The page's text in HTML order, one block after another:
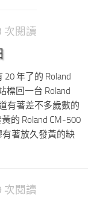
次閱讀
年了的 Roland
標回一台 Roland
有著差不多歲數的
的 Roland CM-500
著放久發黃的缺
次閱讀